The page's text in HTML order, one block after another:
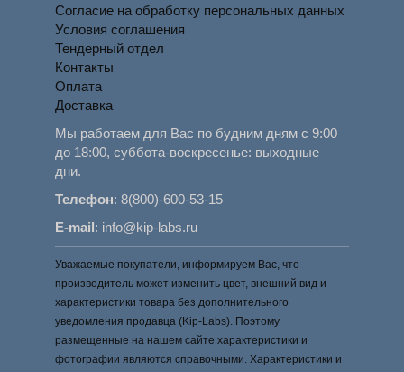
Согласие на обработку персональных данных
Условия соглашения
Тендерный отдел
Контакты
Оплата
Доставка
Мы работаем для Вас по будним дням с 9:00
до 18:00, суббота-воскресенье: выходные
дни.
Телефон:8(800)-600-53-15
E-mail: info@kip-labs.ru
Уважаемые покупатели, информируем Вас, что
производитель может изменить цвет, внешний вид и
характеристики товара без дополнительного
уведомления продавца (Kip-Labs). Поэтому
размещенные на нашем сайте характеристики и
фотографии являются справочными. Характеристики и